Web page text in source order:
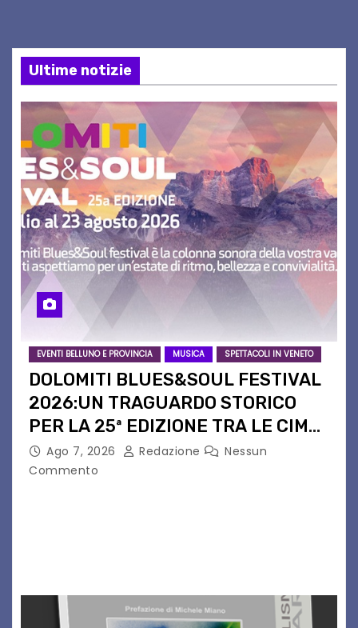
Ultime notizie
EVENTI BELLUNO E PROVINCIA MUSICA SPETTACOLI IN VENETO
DOLOMITI BLUES&SOUL FESTIVAL
2026:UN TRAGUARDO STORICO
PER LA 25ª EDIZIONE TRA LE CIME
PATRIMONIO UNESCO
Ago 7, 2026 Redazione
Nessun
Commento